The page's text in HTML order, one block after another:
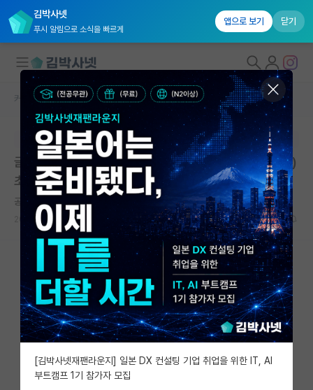
김박사넷
푸시 알림으로 소식을 빠르게
앱으로 보기 닫기
대학원생 모집
국내대학원 정보
연구실&오픈랩
커뮤니티
커뮤니티 홈
전체글보기
베스트 게시판
IF 명예의전당
자유 게시판(아무개랩)
미국 유학 게시판
커뮤니티 홈 임용 정보 게시판
본문이 수정되지 않는 박제글입니다.
글로벌융합대학 융합과학수사학과 비전임교원(겸임교수)
초빙 공고(~5/28)
공허한 제임스 맥스웰
2026.05.26 0
[김박사넷재팬라운지] 일본 DX 컨설팅 기업 취업을 위한 IT, AI
부트캠프 1기 참가자 모집